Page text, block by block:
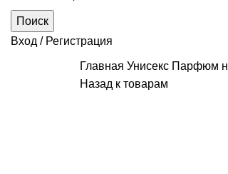
Поиск
Вход / Регистрация
Главная Унисекс Парфюм
Назад к товарам